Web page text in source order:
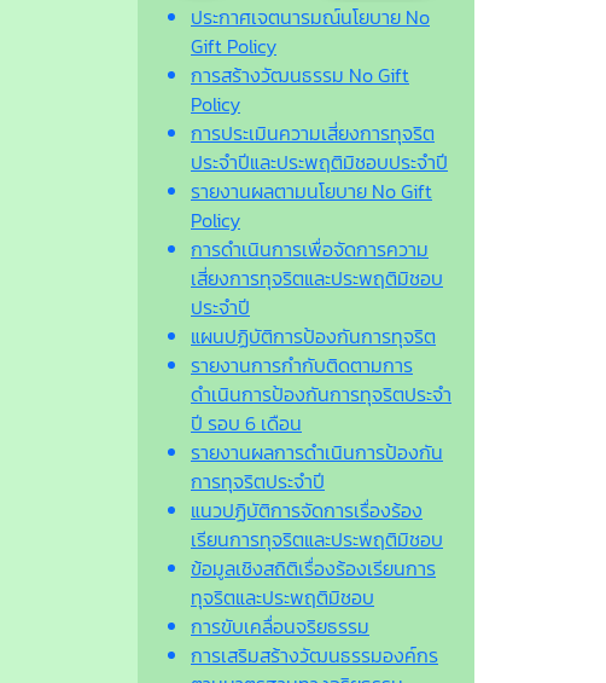
ประกาศเจตนารมณ์นโยบาย No
Gift Policy
การสร้างวัฒนธรรม No Gift
Policy
การประเมินความเสี่ยงการทุจริต
ประจำปีและประพฤติมิชอบประจำปี
รายงานผลตามนโยบาย No Gift
Policy
การดำเนินการเพื่อจัดการความ
เสี่ยงการทุจริตและประพฤติมิชอบ
ประจำปี
แผนปฏิบัติการป้องกันการทุจริต
รายงานการกำกับติดตามการ
ดำเนินการป้องกันการทุจริตประจำ
ปี รอบ 6 เดือน
รายงานผลการดำเนินการป้องกัน
การทุจริตประจำปี
แนวปฏิบัติการจัดการเรื่องร้อง
เรียนการทุจริตและประพฤติมิชอบ
ข้อมูลเชิงสถิติเรื่องร้องเรียนการ
ทุจริตและประพฤติมิชอบ
การขับเคลื่อนจริยธรรม
การเสริมสร้างวัฒนธรรมองค์กร